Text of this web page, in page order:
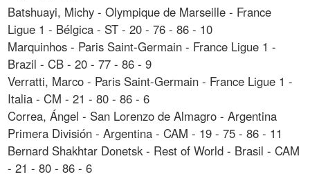
Batshuayi, Michy - Olympique de Marseille - France
Ligue 1 - Bélgica - ST - 20 - 76 - 86 - 10
Marquinhos - Paris Saint-Germain - France Ligue 1 -
Brazil - CB - 20 - 77 - 86 - 9
Verratti, Marco - Paris Saint-Germain - France Ligue 1 -
Italia - CM - 21 - 80 - 86 - 6
Correa, Ángel - San Lorenzo de Almagro - Argentina
Primera División - Argentina - CAM - 19 - 75 - 86 - 11
Bernard Shakhtar Donetsk - Rest of World - Brasil - CAM
- 21 - 80 - 86 - 6